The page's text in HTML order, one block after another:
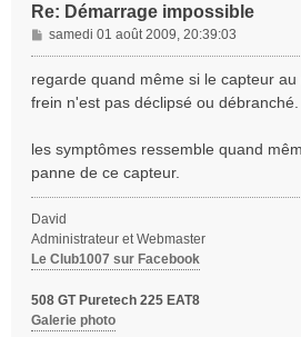
Re: Démarrage impossible
M
e
s
s
a
e
samedi 01 août 2009, 20:39:03
regarde quand même si le capteur
frein n'est pas déclipsé ou débranché.
les symptômes ressemble quand
panne de ce capteur.
David
Administrateur et Webmaster
Le Club1007 sur Facebook
508 GT Puretech 225 EAT8
Galerie photo